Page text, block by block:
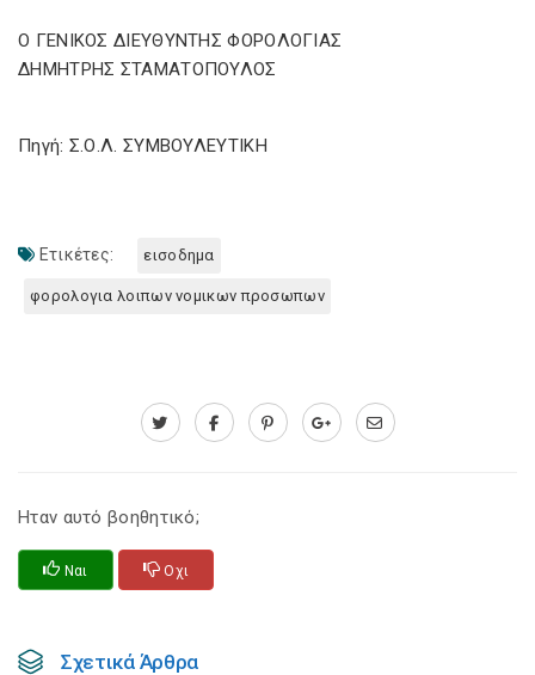
Ο ΓΕΝΙΚΟΣ ΔΙΕΥΘΥΝΤΗΣ ΦΟΡΟΛΟΓΙΑΣ
ΔΗΜΗΤΡΗΣ ΣΤΑΜΑΤΟΠΟΥΛΟΣ
Πηγή: Σ.Ο.Λ. ΣΥΜΒΟΥΛΕΥΤΙΚΗ
Ετικέτες: εισοδημα
φορολογια λοιπων νομικων προσωπων
Ηταν αυτό βοηθητικό;
Ναι Οχι
Σχετικά Άρθρα